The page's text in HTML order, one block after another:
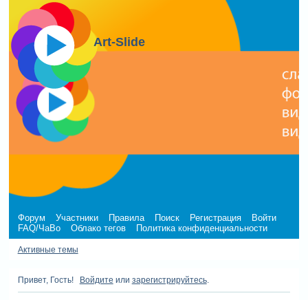
Art-Slide
Форум Участники Правила Поиск Регистрация
Войти
FAQ/ЧаВо
Облако тегов Политика конфиденциальности
Активные темы
Привет, Гость! Войдите или зарегистрируйтесь.